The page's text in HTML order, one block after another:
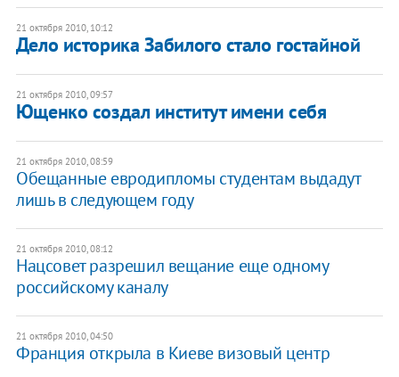
21 октября 2010, 10:12
​Дело историка Забилого стало гостайной
21 октября 2010, 09:57
​Ющенко создал институт имени себя
21 октября 2010, 08:59
​Обещанные евродипломы студентам выдадут
лишь в следующем году
21 октября 2010, 08:12
​Нацсовет разрешил вещание еще одному
российскому каналу
21 октября 2010, 04:50
Франция открыла в Киеве визовый центр